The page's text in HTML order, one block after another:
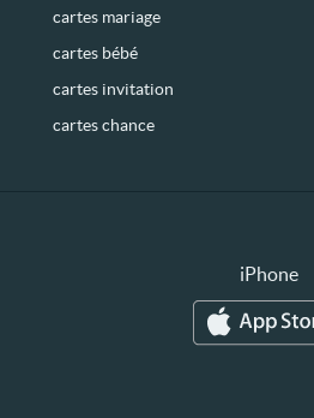
cartes mariage
cartes bébé
cartes invitation
cartes chance
iPhone